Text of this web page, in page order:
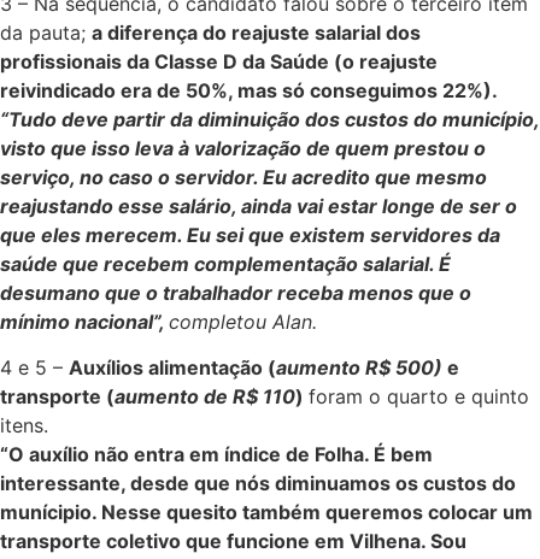
da pauta; a diferença do reajuste salarial dos
profissionais da Classe D da Saúde (o reajuste
reivindicado era de 50%, mas só conseguimos 22%).
“Tudo deve partir da diminuição dos custos do município,
visto que isso leva à valorização de quem prestou o
serviço, no caso o servidor. Eu acredito que mesmo
reajustando esse salário, ainda vai estar longe de ser o
que eles merecem. Eu sei que existem servidores da
saúde que recebem complementação salarial. É
desumano que o trabalhador receba menos que o
mínimo nacional”, completou Alan.
4 e 5 – Auxílios alimentação (aumento R$ 500) e
transporte (aumento de R$ 110) foram o quarto e quinto
itens.
“O auxílio não entra em índice de Folha. É bem
interessante, desde que nós diminuamos os custos do
munícipio. Nesse quesito também queremos colocar um
transporte coletivo que funcione em Vilhena. Sou